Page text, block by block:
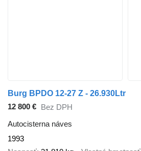
Burg BPDO 12-27 Z - 26.930Ltr
12 800 € Bez DPH
Autocisterna náves
1993